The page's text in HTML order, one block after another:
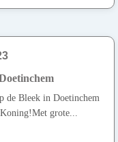
de Bleek in Doetinchem
grote...